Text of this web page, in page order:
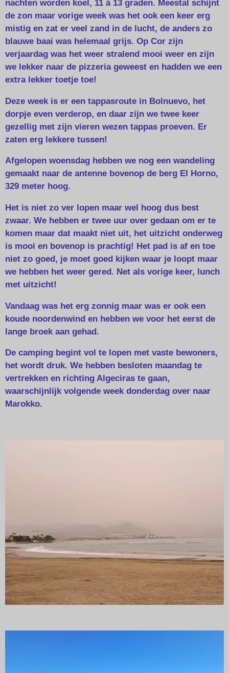
nachten worden koel, 11 á 13 graden. Meestal schijnt
de zon maar vorige week was het ook een keer erg
mistig en zat er veel zand in de lucht, de anders zo
blauwe baai was helemaal grijs. Op Cor zijn
verjaardag was het weer stralend mooi weer en zijn
we lekker naar de pizzeria geweest en hadden we een
extra lekker toetje toe!
Deze week is er een tappasroute in Bolnuevo, het
dorpje even verderop, en daar zijn we twee keer
gezellig met zijn vieren wezen tappas proeven. Er
zaten erg lekkere tussen!
Afgelopen woensdag hebben we nog een wandeling
gemaakt naar de antenne bovenop de berg El Horno,
329 meter hoog.
Het is niet zo ver lopen maar wel hoog dus best
zwaar. We hebben er twee uur over gedaan om er te
komen maar dat maakt niet uit, het uitzicht onderweg
is mooi en bovenop is prachtig! Het pad is af en toe
niet zo goed, je moet goed kijken waar je loopt maar
we hebben het weer gered. Net als vorige keer, lunch
met uitzicht!
Vandaag was het erg zonnig maar was er ook een
koude noordenwind en hebben we voor het eerst de
lange broek aan gehad.
De camping begint vol te lopen met vaste bewoners,
het wordt druk. We hebben besloten maandag te
vertrekken en richting Algeciras te gaan,
waarschijnlijk volgende week donderdag over naar
Marokko.